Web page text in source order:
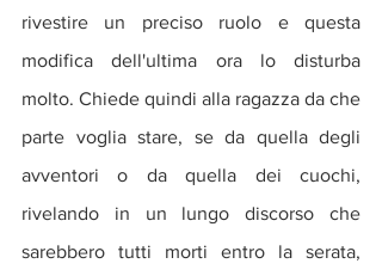
rivestire un preciso ruolo e questa
modifica dell'ultima ora lo disturba
molto. Chiede quindi alla ragazza da che
parte voglia stare, se da quella degli
avventori o da quella dei cuochi,
rivelando in un lungo discorso che
sarebbero tutti morti entro la serata,